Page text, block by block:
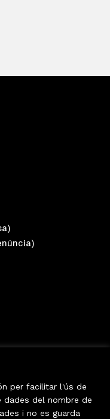
per facilitar l'ús de
dades del nombre de
i no es guarda